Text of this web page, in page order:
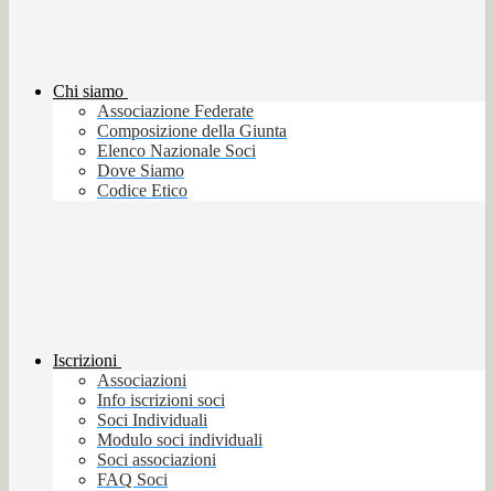
Chi siamo
Associazione Federate
Composizione della Giunta
Elenco Nazionale Soci
Dove Siamo
Codice Etico
Iscrizioni
Associazioni
Info iscrizioni soci
Soci Individuali
Modulo soci individuali
Soci associazioni
FAQ Soci